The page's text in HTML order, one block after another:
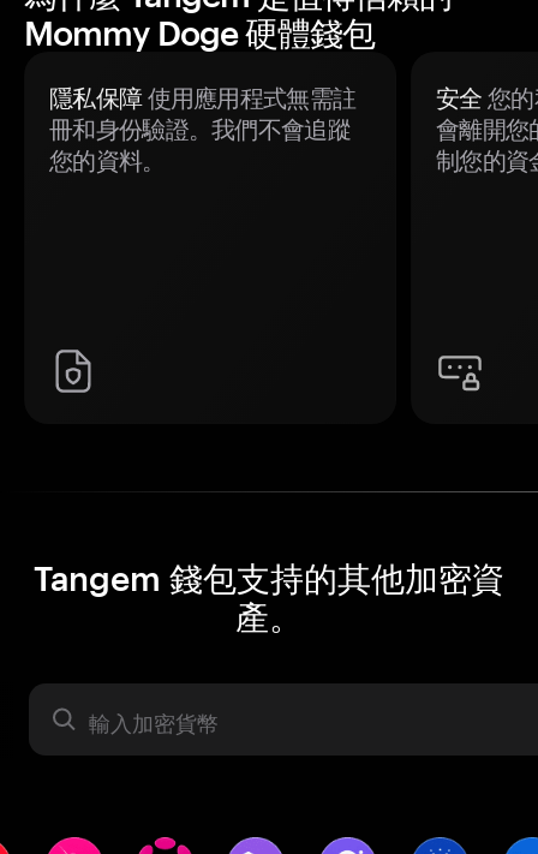
Mommy Doge 硬體錢包
隱私保障使用應用程式無需註
冊和身份驗證。我們不會追蹤
您的資料。
安全 您
會離開您
制您的資
Tangem 錢包支持的其他加密資
產。
資產